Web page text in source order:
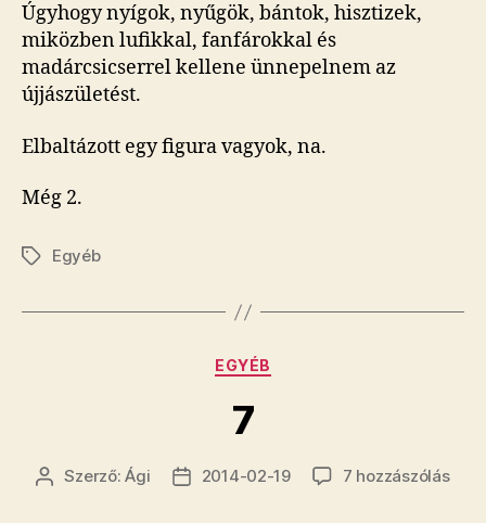
Úgyhogy nyígok, nyűgök, bántok, hisztizek,
miközben lufikkal, fanfárokkal és
madárcsicserrel kellene ünnepelnem az
újjászületést.
Elbaltázott egy figura vagyok, na.
Még 2.
CímkékEgyéb
Kategóriák
EGYÉB
7
Bejegyzés
Szerző:Ági
Bejegyzés
2014-02-19 7 hozzászólás7